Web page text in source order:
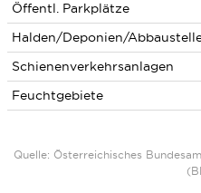
Öffentl. Parkplätze
Halden/Deponien/
Schienenverkehrsanlagen
Feuchtgebiete
Quelle: Österreichisches